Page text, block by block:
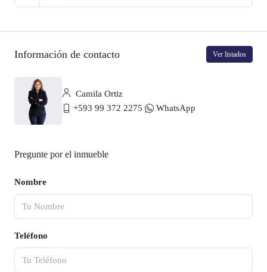
Información de contacto Ver listados
Camila Ortiz
+593 99 372 2275
WhatsApp
Pregunte por el inmueble
Nombre
Teléfono